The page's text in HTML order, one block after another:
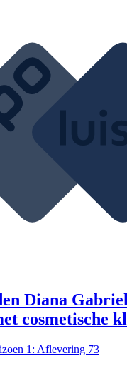
Diana
cosmetische
1: Aflevering 73